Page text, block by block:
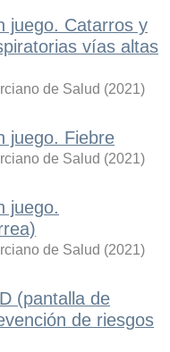
juego. Catarros y
vías altas
de Salud (2021)
juego. Fiebre
de Salud (2021)
juego.
de Salud (2021)
(pantalla de
de riesgos